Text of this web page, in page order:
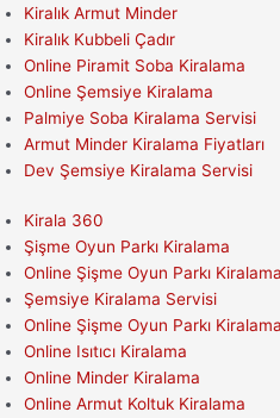
Kiralık Armut Minder
Kiralık Kubbeli Çadır
Online Piramit Soba Kiralama
Online Şemsiye Kiralama
Palmiye Soba Kiralama Servisi
Armut Minder Kiralama Fiyatları
Dev Şemsiye Kiralama Servisi
Kirala 360
Şişme Oyun Parkı Kiralama
Online Şişme Oyun Parkı Kiralama
Şemsiye Kiralama Servisi
Online Şişme Oyun Parkı Kiralama
Online Isıtıcı Kiralama
Online Minder Kiralama
Online Armut Koltuk Kiralama